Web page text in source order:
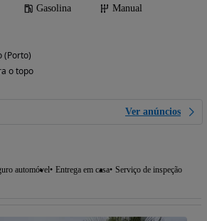
Gasolina
Manual
(Porto)
o topo
Ver anúncios
automóvel Entrega em casa Serviço de inspeção